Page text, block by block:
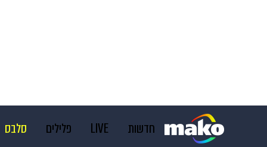
חדשות LIVE פלילים סלבס